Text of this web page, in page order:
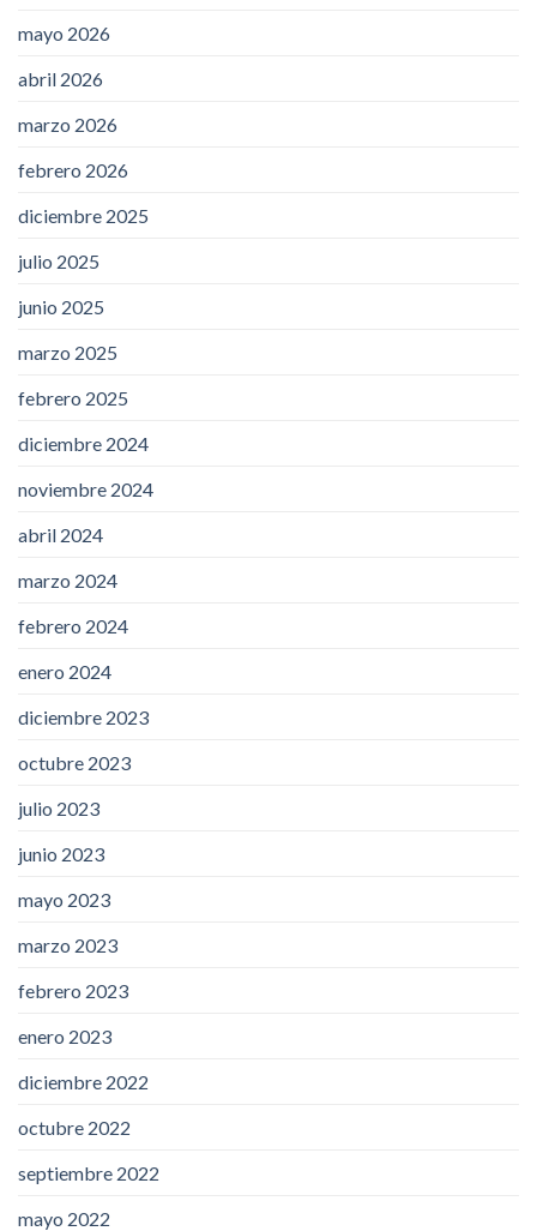
mayo 2026
abril 2026
marzo 2026
febrero 2026
diciembre 2025
julio 2025
junio 2025
marzo 2025
febrero 2025
diciembre 2024
noviembre 2024
abril 2024
marzo 2024
febrero 2024
enero 2024
diciembre 2023
octubre 2023
julio 2023
junio 2023
mayo 2023
marzo 2023
febrero 2023
enero 2023
diciembre 2022
octubre 2022
septiembre 2022
mayo 2022